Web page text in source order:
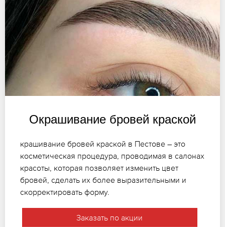
Окрашивание бровей краской
крашивание бровей краской в Пестове – это
косметическая процедура, проводимая в салонах
красоты, которая позволяет изменить цвет
бровей, сделать их более выразительными и
скорректировать форму.
Заказать по акции